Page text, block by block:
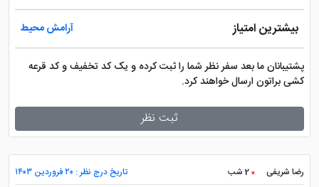
بیشترین امتیاز آرامش محیط
پشتیبانان ما بعد سفر نظر شما را ثبت کرده و یک کد تخفیف و کد قرعه
کشی براتون ارسال خواهند کرد.
ثبت نظر
رضا شریفی 2 شب تاریخ درج نظر : ۲۰ فروردین ۱۴۰۳